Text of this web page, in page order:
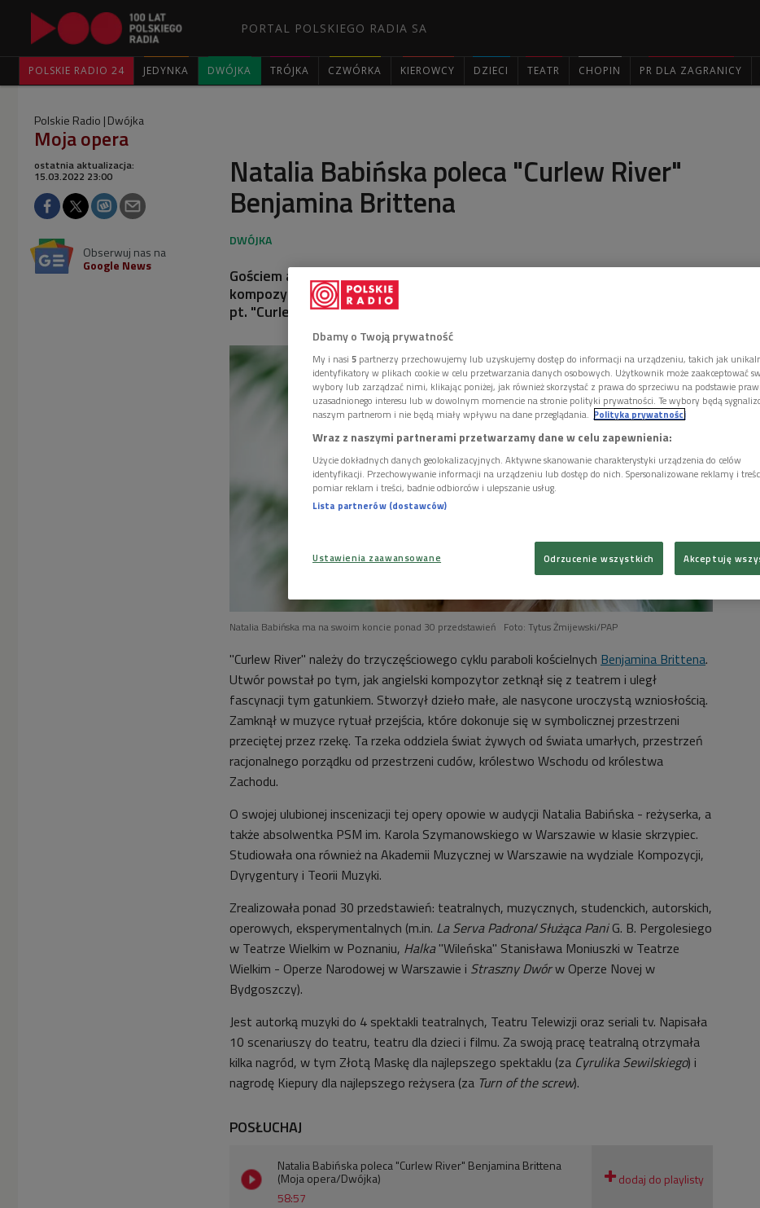
PORTAL POLSKIEGO RADIA SA
POLSKIE RADIO 24 JEDYNKA DWÓJKA TRÓJKA CZWÓRKA KIEROWCY DZIECI TEATR CHOPIN PR DLA ZAGRANICY
Polskie Radio Dwójka
Moja opera
Natalia Babińska poleca "Curlew River"
Benjamina Brittena
ostatnia aktualizacja:
15.03.2022 23:00
Obserwuj nas na
Google News
Gościem audycji z cyklu "Moja opera" była Natalia Babińska - reżyserka,
kompozytorka i scenarzystka. Którą inscenizację opery Benjamina Brittena
pt. "Curlew River" ceni ona sobie najbardziej?
Natalia Babińska ma na swoim koncie ponad 30 przedstawień Foto: Tytus Żmijewski/PAP
"Curlew River" należy do trzyczęściowego cyklu paraboli kościelnych Benjamina Brittena.
Utwór powstał po tym, jak angielski kompozytor zetknął się z teatrem i uległ
fascynacji tym gatunkiem. Stworzył dzieło małe, ale nasycone uroczystą wzniosłością.
Zamknął w muzyce rytuał przejścia, które dokonuje się w symbolicznej przestrzeni
przeciętej przez rzekę. Ta rzeka oddziela świat żywych od świata umarłych, przestrzeń
racjonalnego porządku od przestrzeni cudów, królestwo Wschodu od królestwa
Zachodu.
O swojej ulubionej inscenizacji tej opery opowie w audycji Natalia Babińska - reżyserka, a
także absolwentka PSM im. Karola Szymanowskiego w Warszawie w klasie skrzypiec.
Studiowała ona również na Akademii Muzycznej w Warszawie na wydziale Kompozycji,
Dyrygentury i Teorii Muzyki.
Zrealizowała ponad 30 przedstawień: teatralnych, muzycznych, studenckich, autorskich,
operowych, eksperymentalnych (m.in. La Serva Padrona/Służąca PaniG. B. Pergolesiego
w Teatrze Wielkim w Poznaniu, Halka"Wileńska" Stanisława Moniuszki w Teatrze
Wielkim - Operze Narodowej w Warszawie i Straszny Dwórw Operze Novej w
Bydgoszczy).
Jest autorką muzyki do 4 spektakli teatralnych, Teatru Telewizji oraz seriali tv. Napisała
10 scenariuszy do teatru, teatru dla dzieci i filmu. Za swoją pracę teatralną otrzymała
kilka nagród, w tym Złotą Maskę dla najlepszego spektaklu (za Cyrulika Sewilskiego) i
nagrodę Kiepury dla najlepszego reżysera (za Turn of the screw).
POSŁUCHAJ
58:57
Natalia Babińska poleca "Curlew River" Benjamina Brittena
(Moja opera/Dwójka)
Dbamy o Twoją prywatność
My i nasi 5 partnerzy przechowujemy lub uzyskujemy dostęp do informacji na urządzeniu, takich jak
identyfikatory w plikach cookie w celu przetwarzania danych osobowych. Użytkownik może zaakceptować
wybory lub zarządzać nimi, klikając poniżej, jak również skorzystać z prawa do sprzeciwu na podstawie
uzasadnionego interesu lub w dowolnym momencie na stronie polityki prywatności. Te wybory będą
naszym partnerom i nie będą miały wpływu na dane przeglądania. Polityka prywatności
Wraz z naszymi partnerami przetwarzamy dane w celu zapewnienia:
Użycie dokładnych danych geolokalizacyjnych. Aktywne skanowanie charakterystyki urządzenia do celów
identyfikacji. Przechowywanie informacji na urządzeniu lub dostęp do nich. Spersonalizowane reklamy i
pomiar reklam i treści, badnie odbiorców i ulepszanie usług.
Lista partnerów (dostawców)
Ustawienia zaawansowane Odrzucenie wszystkich Akceptuję